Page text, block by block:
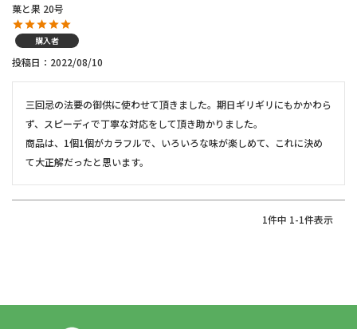
菓と果 20号
購入者
投稿日 2022/08/10
三回忌の法要の御供に使わせて頂きました。期日ギリギリにもかかわら
ず、スピーディで丁寧な対応をして頂き助かりました。
商品は、1個1個がカラフルで、いろいろな味が楽しめて、これに決め
て大正解だったと思います。
1件中 1-1件表示